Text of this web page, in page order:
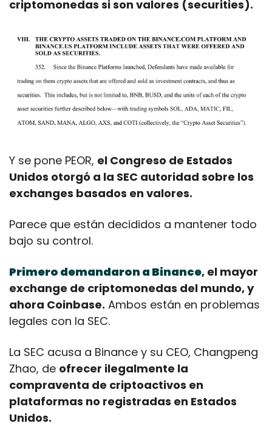
criptomonedas si son valores (securities).
Y se pone PEOR, el Congreso de Estados
Unidos otorgó a la SEC autoridad sobre los
exchanges basados en valores.
Parece que están decididos a mantener todo
bajo su control.
Primero demandaron a Binance, el mayor
exchange de criptomonedas del mundo, y
ahora Coinbase. Ambos están en problemas
legales con la SEC.
La SEC acusa a Binance y su CEO, Changpeng
Zhao, de ofrecer ilegalmente la
compraventa de criptoactivos en
plataformas no registradas en Estados
Unidos.